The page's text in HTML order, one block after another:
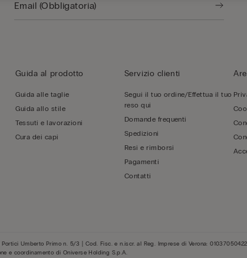
Guida al prodotto
Guida alle taglie
Guida allo stile
Tessuti e lavorazioni
Cura dei capi
Servizio clienti
Segui il tuo ordine/Effettua il tuo
reso qui
Domande frequenti
Spedizioni
Resi e rimborsi
Pagamenti
Contatti
Umberto Primo n. 5/3 | Cod. Fisc. e n.iscr. al Reg. Imprese di Verona: 01037050422
e coordinamento di Oniverse Holding S.p.A.